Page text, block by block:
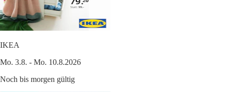
IKEA
Mo. 3.8. - Mo. 10.8.2026
Noch bis morgen gültig